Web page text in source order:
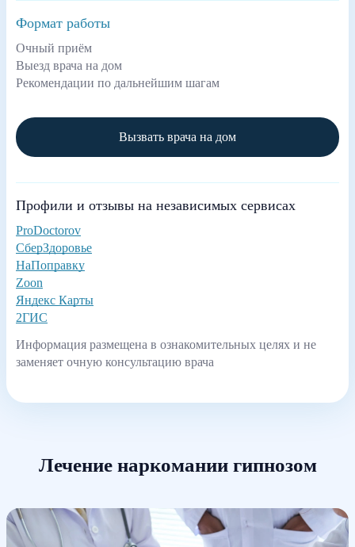
Формат работы
Очный приём
Выезд врача на дом
Рекомендации по дальнейшим шагам
Вызвать врача на дом
Профили и отзывы на независимых сервисах
ProDoctorov
СберЗдоровье
НаПоправку
Zoon
Яндекс Карты
2ГИС
Информация размещена в ознакомительных целях и не
заменяет очную консультацию врача
Лечение наркомании гипнозом